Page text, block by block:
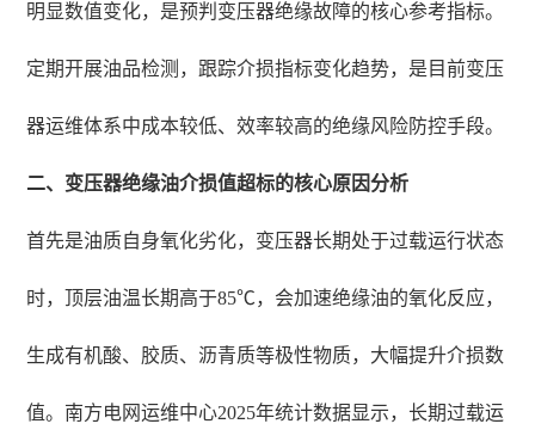
明显数值变化，是预判变压器绝缘故障的核心参考指标。
定期开展油品检测，跟踪介损指标变化趋势，是目前变压
器运维体系中成本较低、效率较高的绝缘风险防控手段。
二、变压器绝缘油介损值超标的核心原因分析
首先是油质自身氧化劣化，变压器长期处于过载运行状态
时，顶层油温长期高于85℃，会加速绝缘油的氧化反应，
生成有机酸、胶质、沥青质等极性物质，大幅提升介损数
值。南方电网运维中心2025年统计数据显示，长期过载运